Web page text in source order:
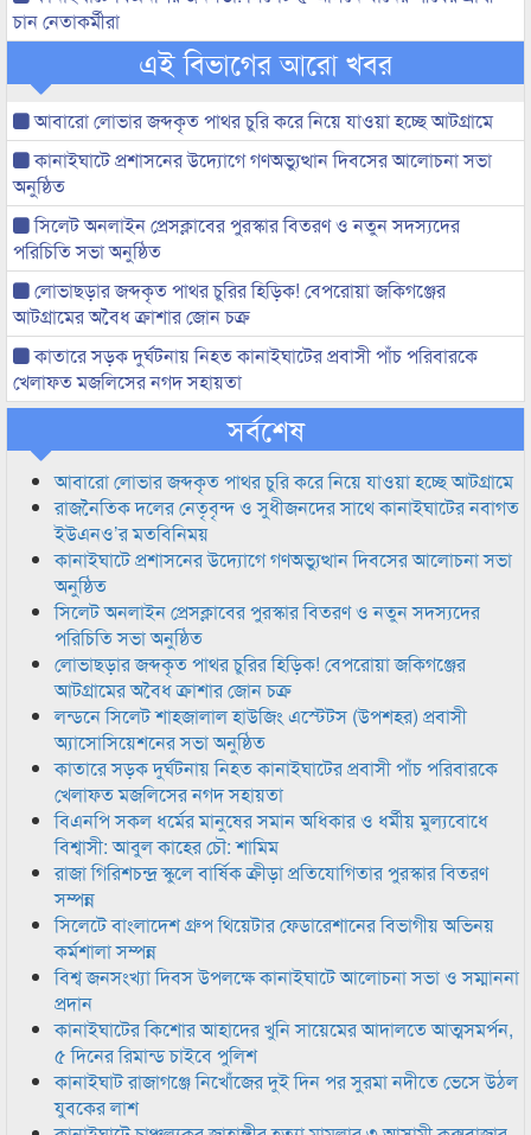
চান নেতাকর্মীরা
এই বিভাগের আরো খবর
আবারো লোভার জব্দকৃত পাথর চুরি করে নিয়ে যাওয়া হচ্ছে আটগ্রামে
কানাইঘাটে প্রশাসনের উদ্যোগে গণঅভ্যুত্থান দিবসের আলোচনা সভা
অনুষ্ঠিত
সিলেট অনলাইন প্রেসক্লাবের পুরস্কার বিতরণ ও নতুন সদস্যদের
পরিচিতি সভা অনুষ্ঠিত
লোভাছড়ার জব্দকৃত পাথর চুরির হিড়িক! বেপরোয়া জকিগঞ্জের
আটগ্রামের অবৈধ ক্রাশার জোন চক্র
কাতারে সড়ক দুর্ঘটনায় নিহত কানাইঘাটের প্রবাসী পাঁচ পরিবারকে
খেলাফত মজলিসের নগদ সহায়তা
সর্বশেষ
আবারো লোভার জব্দকৃত পাথর চুরি করে নিয়ে যাওয়া হচ্ছে আটগ্রামে
রাজনৈতিক দলের নেতৃবৃন্দ ও সুধীজনদের সাথে কানাইঘাটের নবাগত
ইউএনও’র মতবিনিময়
কানাইঘাটে প্রশাসনের উদ্যোগে গণঅভ্যুত্থান দিবসের আলোচনা সভা
অনুষ্ঠিত
সিলেট অনলাইন প্রেসক্লাবের পুরস্কার বিতরণ ও নতুন সদস্যদের
পরিচিতি সভা অনুষ্ঠিত
লোভাছড়ার জব্দকৃত পাথর চুরির হিড়িক! বেপরোয়া জকিগঞ্জের
আটগ্রামের অবৈধ ক্রাশার জোন চক্র
লন্ডনে সিলেট শাহজালাল হাউজিং এস্টেটস (উপশহর) প্রবাসী
অ্যাসোসিয়েশনের সভা অনুষ্ঠিত
কাতারে সড়ক দুর্ঘটনায় নিহত কানাইঘাটের প্রবাসী পাঁচ পরিবারকে
খেলাফত মজলিসের নগদ সহায়তা
বিএনপি সকল ধর্মের মানুষের সমান অধিকার ও ধর্মীয় মুল্যবোধে
বিশ্বাসী: আবুল কাহের চৌ: শামিম
রাজা গিরিশচন্দ্র স্কুলে বার্ষিক ক্রীড়া প্রতিযোগিতার পুরস্কার বিতরণ
সম্পন্ন
সিলেটে বাংলাদেশ গ্রুপ থিয়েটার ফেডারেশানের বিভাগীয় অভিনয়
কর্মশালা সম্পন্ন
বিশ্ব জনসংখ্যা দিবস উপলক্ষে কানাইঘাটে আলোচনা সভা ও সম্মাননা
প্রদান
কানাইঘাটের কিশোর আহাদের খুনি সায়েমের আদালতে আত্মসমর্পন,
৫ দিনের রিমান্ড চাইবে পুলিশ
কানাইঘাট রাজাগঞ্জে নিখোঁজের দুই দিন পর সুরমা নদীতে ভেসে উঠল
যুবকের লাশ